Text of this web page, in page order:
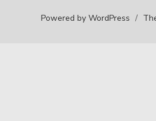
Powered by WordPress /